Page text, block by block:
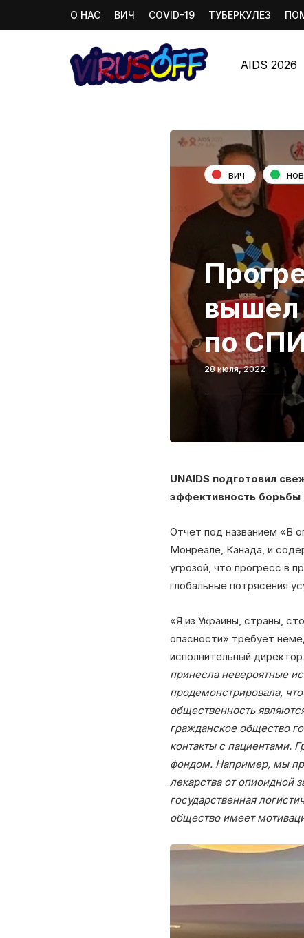
О НАС ВИЧ COVID-19 ТУБЕРКУЛЁЗ
AIDS 2026
вич
вышел
по
28 июля, 2022
UNAIDS подготовил
эффективность борьбы
Отчет под названием «В
Монреале, Канада, и
угрозой, что прогресс в
глобальные потрясения
«Я из Украины, страны,
опасности» требует
исполнительный
принесла невероятные
продемонстрировала,
общественность
гражданское общество
контакты с пациентами.
фондом. Например, мы
лекарства от опиоидной
государственная
общество имеет